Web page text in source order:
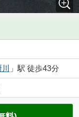
」駅 徒歩43分